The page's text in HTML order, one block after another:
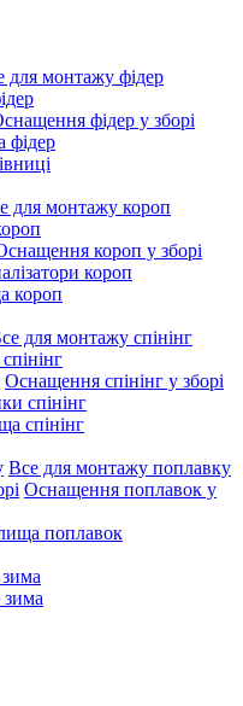
для монтажу фідер
фідер у зборі
фідер
для монтажу короп
короп у зборі
короп
короп
для монтажу спінінг
Оснащення спінінг у зборі
спінінг
спінінг
Все для монтажу поплавку
Оснащення поплавок у
поплавок